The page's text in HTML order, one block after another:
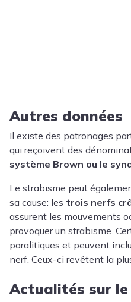
Autres données
Il existe des patronages
qui reçoivent des
système Brown ou le
Le strabisme peut
sa cause: les trois nerfs
assurent les mouvements
provoquer un strabisme.
paralitiques et peuvent
nerf. Ceux-ci revêtent la
Actualités sur